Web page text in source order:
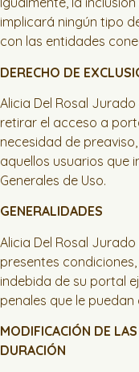
implicará ningún tipo
con las entidades
DERECHO DE
Alicia Del Rosal
retirar el acceso a
necesidad de
aquellos usuarios que
Generales de Uso.
GENERALIDADES
Alicia Del Rosal
presentes
indebida de su portal
penales que le
MODIFICACIÓN DE
DURACIÓN